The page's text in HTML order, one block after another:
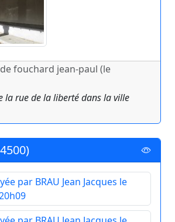
fouchard jean-paul (le
la rue de la liberté dans la ville